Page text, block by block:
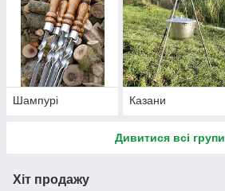
Шампурі Казани
Дивитися всі групи
Хіт продажу